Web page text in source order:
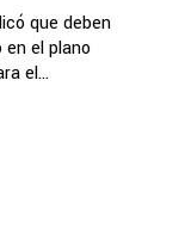
que deben
el plano
el...